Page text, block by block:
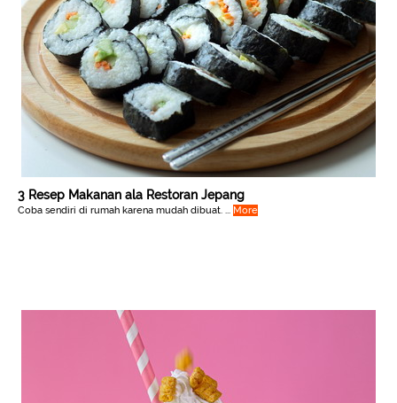
3 Resep Makanan ala Restoran Jepang
Coba sendiri di rumah karena mudah dibuat. ... More